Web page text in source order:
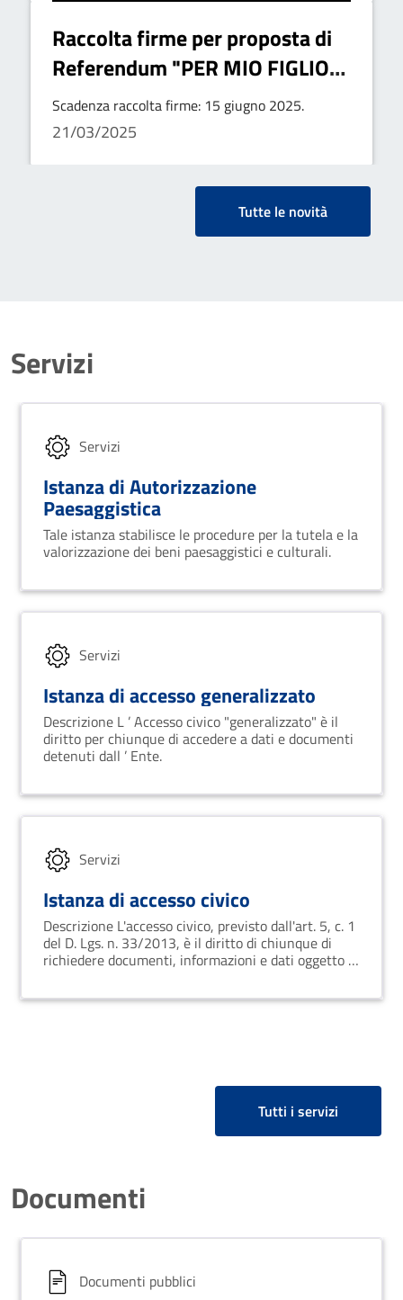
Raccolta firme per proposta di
Referendum "PER MIO FIGLIO
SCELGO IO"
Scadenza raccolta firme: 15 giugno 2025.
21/03/2025
Tutte le novità
Servizi
Servizi
Istanza di Autorizzazione
Paesaggistica
Tale istanza stabilisce le procedure per la tutela e la
valorizzazione dei beni paesaggistici e culturali.
Servizi
Istanza di accesso generalizzato
Descrizione L ’ Accesso civico "generalizzato" è il
diritto per chiunque di accedere a dati e documenti
detenuti dall ’ Ente.
Servizi
Istanza di accesso civico
Descrizione L'accesso civico, previsto dall'art. 5, c. 1
del D. Lgs. n. 33/2013, è il diritto di chiunque di
richiedere documenti, informazioni e dati oggetto di
vigente nei casi in cui l’Ente ne abbia o
Tutti i servizi
Documenti
Documenti pubblici